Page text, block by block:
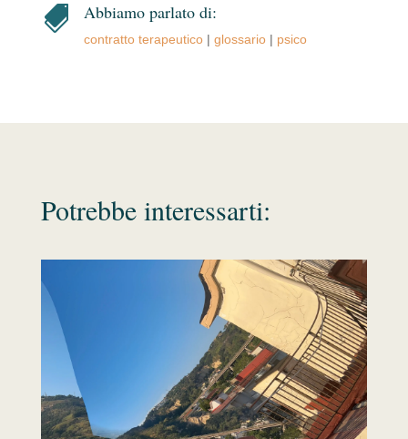
 Abbiamo parlato di:
contratto terapeutico| glossario| psico
Potrebbe interessarti: